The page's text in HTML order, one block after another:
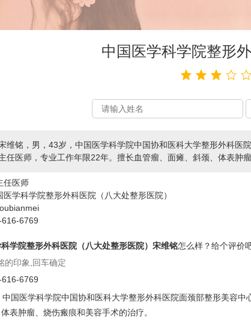
中国医学科学院整形
维铭，男，43岁，中国医学科学院中国协和医科大学整形外科医
任医师，专业工作年限22年。擅长血管瘤、面瘫、斜颈、体表肿
任医师
医学科学院整形外科医院（八大处整形医院）
6769
学院整形外科医院（八大处整形医院）宋维铭怎么样？给个评价
6769
国医学科学院中国协和医科大学整形外科医院面颈部整形美容
表肿瘤、烧伤瘢痕和美容手术的治疗。